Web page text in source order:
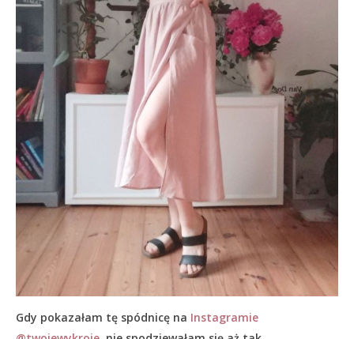
Gdy pokazałam tę spódnicę na Instagramie